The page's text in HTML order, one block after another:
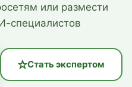
или размести
специалистов
Стать экспертом